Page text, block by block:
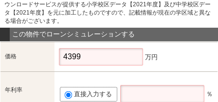
ウンロードサービスが提供する小学校区データ【2021年度】及び中学校区デー
タ【2021年度】を元に加工したものですので、記載情報が現在の学区域と異な
る場合がございます。
この物件でローンシミュレーションする
価格 万円
年利率
直接入力する ％